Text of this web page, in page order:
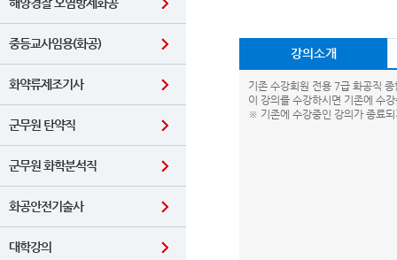
중등교사임용(화공)
화약류제조기사
군무원 탄약직
군무원 화학분석직
화공안전기술사
대학강의
강의소개
기존 수강회원 전용 7급 화공직
이 강의를 수강하시면 기존에 수
※ 기존에 수강중인 강의가 종료